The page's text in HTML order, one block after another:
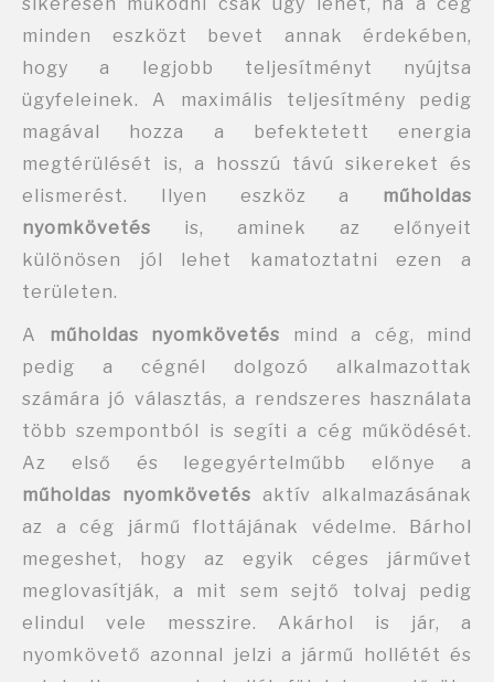
minden eszközt bevet annak érdekében,
hogy a legjobb teljesítményt nyújtsa
ügyfeleinek. A maximális teljesítmény pedig
magával hozza a befektetett energia
megtérülését is, a hosszú távú sikereket és
elismerést. Ilyen eszköz a műholdas
nyomkövetés is, aminek az előnyeit
különösen jól lehet kamatoztatni ezen a
területen.
A műholdas nyomkövetés mind a cég, mind
pedig a cégnél dolgozó alkalmazottak
számára jó választás, a rendszeres használata
több szempontból is segíti a cég működését.
Az első és legegyértelműbb előnye a
műholdas nyomkövetés aktív alkalmazásának
az a cég jármű flottájának védelme. Bárhol
megeshet, hogy az egyik céges járművet
meglovasítják, a mit sem sejtő tolvaj pedig
elindul vele messzire. Akárhol is jár, a
nyomkövető azonnal jelzi a jármű hollétét és